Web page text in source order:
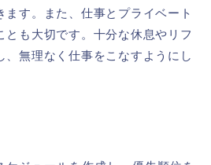
ます。また、仕事とプライベート
とも大切です。十分な休息やリフ
、無理なく仕事をこなすようにし